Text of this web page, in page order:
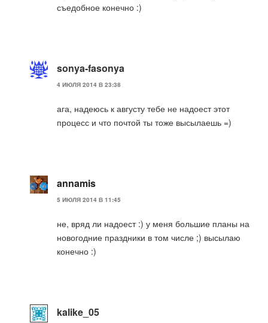
съедобное конечно :)
sonya-fasonya
4 ИЮЛЯ 2014 В 23:38
ага, надеюсь к августу тебе не надоест этот
процесс и что почтой ты тоже высылаешь =)
annamis
5 ИЮЛЯ 2014 В 11:45
не, вряд ли надоест :) у меня большие планы на
новогодние праздники в том числе ;) высылаю
конечно :)
kalike_05